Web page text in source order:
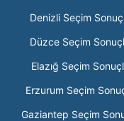
Denizli Seçim
Düzce Seçim
Elazığ Seçim
Erzurum Seçim
Gaziantep Seçim